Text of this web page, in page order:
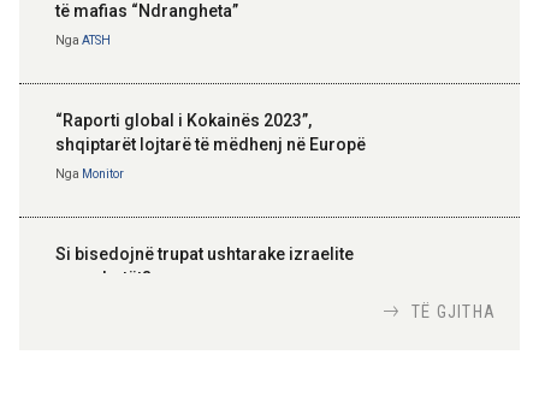
të mafias “Ndrangheta”
Nga ATSH
“Raporti global i Kokainës 2023”,
shqiptarët lojtarë të mëdhenj në Europë
Nga Monitor
Si bisedojnë trupat ushtarake izraelite
me robotët?
TË GJITHA